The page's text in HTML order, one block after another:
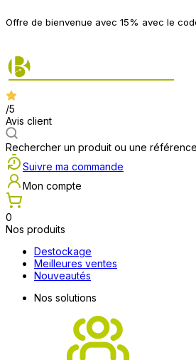
Offre de bienvenue avec 15% avec le
/5
Avis client
Rechercher un produit ou une
Suivre ma commande
Mon compte
0
Nos produits
Destockage
Meilleures ventes
Nouveautés
Nos solutions